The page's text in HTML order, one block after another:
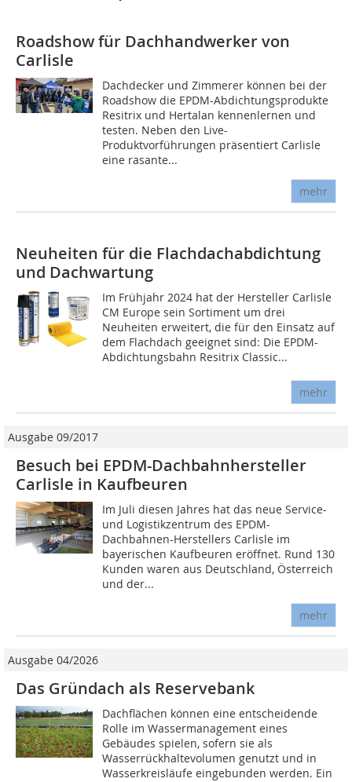
Roadshow für Dachhandwerker von
Carlisle
Dachdecker und Zimmerer können bei der
Roadshow die EPDM-Abdichtungsprodukte
Resitrix und Hertalan kennenlernen und
testen. Neben den Live-
Produktvorführungen präsentiert Carlisle
eine rasante...
mehr
Neuheiten für die Flachdachabdichtung
und Dachwartung
Im Frühjahr 2024 hat der Hersteller Carlisle
CM Europe sein Sortiment um drei
Neuheiten erweitert, die für den Einsatz auf
dem Flachdach geeignet sind: Die EPDM-
Abdichtungsbahn Resitrix Classic...
mehr
Ausgabe 09/2017
Besuch bei EPDM-Dachbahnhersteller
Carlisle in Kaufbeuren
Im Juli diesen Jahres hat das neue Service-
und Logistikzentrum des EPDM-
Dachbahnen-Herstellers Carlisle im
bayerischen Kaufbeuren eröffnet. Rund 130
Kunden waren aus Deutschland, Österreich
und der...
mehr
Ausgabe 04/2026
Das Gründach als Reservebank
Dachflächen können eine entscheidende
Rolle im Wassermanagement eines
Gebäudes spielen, sofern sie als
Wasserrückhaltevolumen genutzt und in
Wasserkreisläufe eingebunden werden. Ein